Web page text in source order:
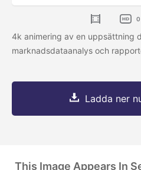
0
4k animering av en uppsättning
marknadsdataanalys och
Ladda ner
This Image Appears In